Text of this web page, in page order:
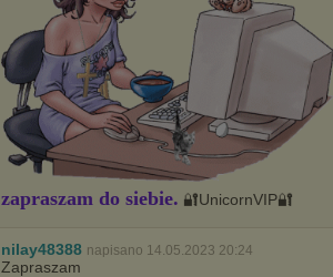
zapraszam do siebie. 🔐UnicornVIP🔐
nilay48388 napisano 14.05.2023 20:24
Zapraszam